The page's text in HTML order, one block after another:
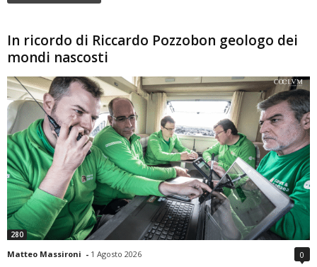
In ricordo di Riccardo Pozzobon geologo dei
mondi nascosti
280
Matteo Massironi - 1 Agosto 2026 0